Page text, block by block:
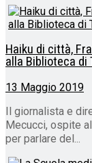
Haiku di città,
alla Biblioteca di
13 Maggio 2019
Il giornalista e
Mecucci, ospite
per parlare del...